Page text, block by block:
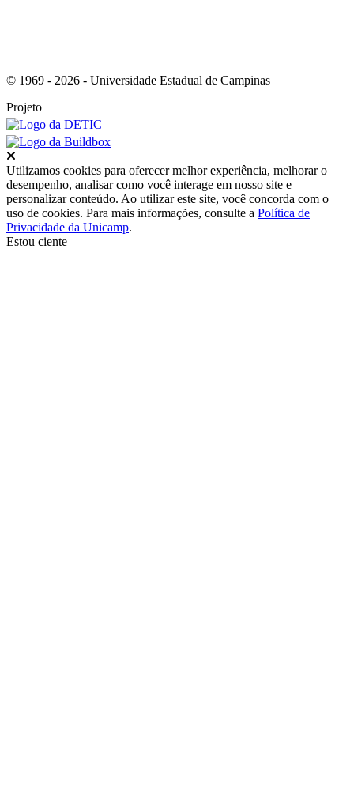
© 1969 - 2026 - Universidade Estadual de Campinas
Projeto
Utilizamos cookies para oferecer melhor experiência, melhorar o
desempenho, analisar como você interage em nosso site e
personalizar conteúdo. Ao utilizar este site, você concorda com o
uso de cookies. Para mais informações, consulte a Política de
Privacidade da Unicamp.
Estou ciente